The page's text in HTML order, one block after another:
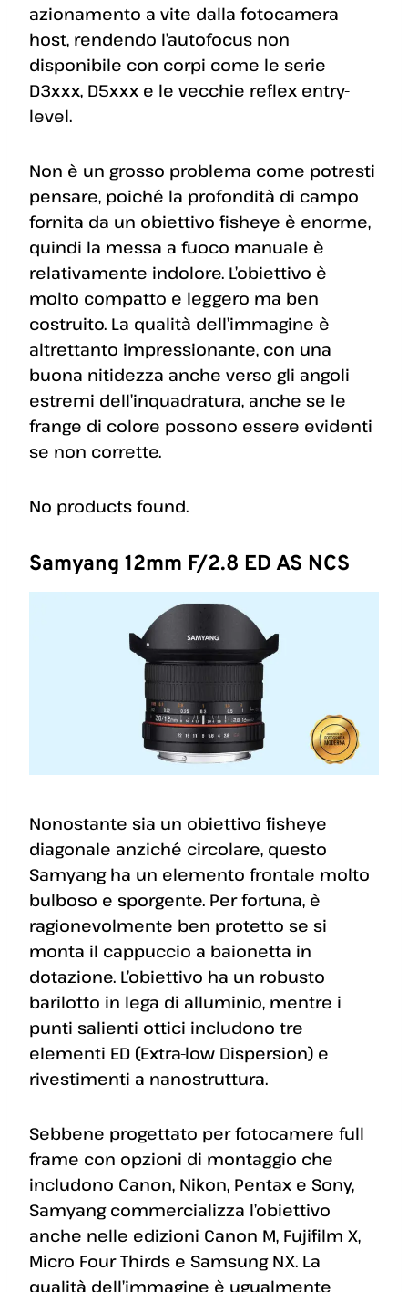
azionamento a vite dalla fotocamera
host, rendendo l’autofocus non
disponibile con corpi come le serie
D3xxx, D5xxx e le vecchie reflex entry-
level.
Non è un grosso problema come potresti
pensare, poiché la profondità di campo
fornita da un obiettivo fisheye è enorme,
quindi la messa a fuoco manuale è
relativamente indolore. L’obiettivo è
molto compatto e leggero ma ben
costruito. La qualità dell’immagine è
altrettanto impressionante, con una
buona nitidezza anche verso gli angoli
estremi dell’inquadratura, anche se le
frange di colore possono essere evidenti
se non corrette.
No products found.
Samyang 12mm F/2.8 ED AS NCS
Nonostante sia un obiettivo fisheye
diagonale anziché circolare, questo
Samyang ha un elemento frontale molto
bulboso e sporgente. Per fortuna, è
ragionevolmente ben protetto se si
monta il cappuccio a baionetta in
dotazione. L’obiettivo ha un robusto
barilotto in lega di alluminio, mentre i
punti salienti ottici includono tre
elementi ED (Extra-low Dispersion) e
rivestimenti a nanostruttura.
Sebbene progettato per fotocamere full
frame con opzioni di montaggio che
includono Canon, Nikon, Pentax e Sony,
Samyang commercializza l’obiettivo
anche nelle edizioni Canon M, Fujifilm X,
Micro Four Thirds e Samsung NX. La
qualità dell’immagine è ugualmente